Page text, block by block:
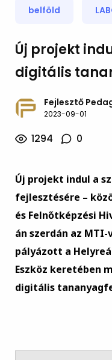
belföld
Új projekt
digitális
Fejlesztő
2023-09-01
1294 0
Új projekt indul a
fejlesztésére –
és Felnőtképzési
án szerdán az
pályázott a
Eszköz keretében
digitális